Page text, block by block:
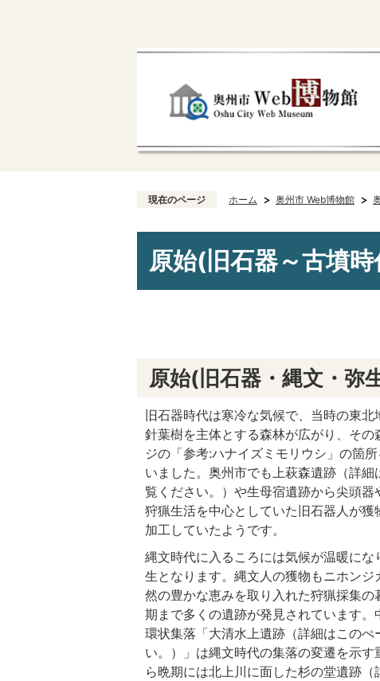
現在のページ ホーム 奥州市 Web博物館
原始(旧石器～古墳時
原始(旧石器・縄文・弥
旧石器時代は寒冷な気候で、当時の東
針葉樹を主体とする森林が広がり、そ
ジの「参考:ハナイズミモリウシ」の箇
いました。奥州市でも上萩森遺跡（詳
覧ください。）や生母宿遺跡から尖頭器
狩猟生活を中心としていた旧石器人が
加工していたようです。
縄文時代に入るころには気候が温暖に
生となります。縄文人の獲物もニホン
然の豊かな恵みを取り入れた狩猟採集
期まで多くの遺跡が発見されています
環状集落「大清水上遺跡（詳細はこの
い。）」は縄文時代の集落の変遷を示
ら晩期には北上川に面した杉の堂遺跡